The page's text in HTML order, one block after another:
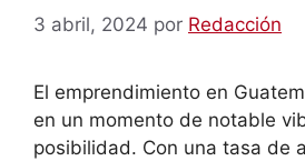
3 abril, 2024 por Redacción
El emprendimiento en
en un momento de notable
posibilidad. Con una tasa de